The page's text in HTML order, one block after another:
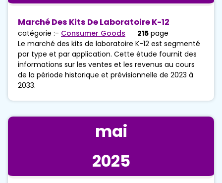
Marché Des Kits De Laboratoire K-12
catégorie :- Consumer Goods 215 page
Le marché des kits de laboratoire K-12 est segmenté
par type et par application. Cette étude fournit des
informations sur les ventes et les revenus au cours
de la période historique et prévisionnelle de 2023 à
2033.
mai
2025